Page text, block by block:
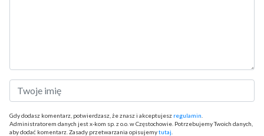
Gdy dodasz komentarz, potwierdzasz, że znasz i akceptujesz regulamin
Administratorem danych jest x-kom sp. z o.o. w Częstochowie. Potrzebujemy Twoich danych,
aby dodać komentarz. Zasady przetwarzania opisujemytutaj